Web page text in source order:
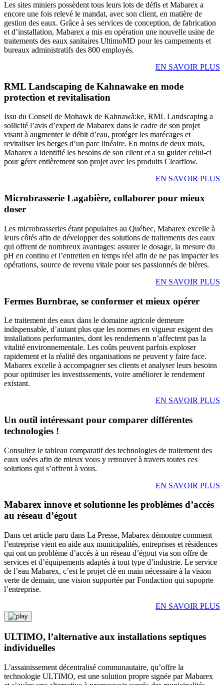
Les sites miniers possèdent tous leurs lots de défis et Mabarex a
encore une fois relevé le mandat, avec son client, en matière de
gestion des eaux. Grâce à ses services de conception, de fabrication
et d’installation, Mabarex a mis en opération une nouvelle usine de
traitements des eaux sanitaires UltimoMD pour les campements et
bureaux administratifs des 800 employés.
EN SAVOIR PLUS
RML Landscaping de Kahnawake en mode
protection et revitalisation
Issu du Conseil de Mohawk de Kahnawà:ke, RML Landscaping a
sollicité l’avis d’expert de Mabarex dans le cadre de son projet
visant à augmenter le débit d’eau, protéger les marécages et
revitaliser les berges d’un parc linéaire. En moins de deux mois,
Mabarex a identifié les besoins de son client et a su guider celui-ci
pour gérer entièrement son projet avec les produits Clearflow.
EN SAVOIR PLUS
Microbrasserie Lagabière, collaborer pour mieux
doser
Les microbrasseries étant populaires au Québec, Mabarex excelle à
leurs côtés afin de développer des solutions de traitements des eaux
qui offrent de nombreux avantages: assurer le dosage, la mesure du
pH en continu et l’entretien en temps réel afin de ne pas impacter les
opérations, source de revenu vitale pour ses passionnés de bières.
EN SAVOIR PLUS
Fermes Burnbrae, se conformer et mieux opérer
Le traitement des eaux dans le domaine agricole demeure
indispensable, d’autant plus que les normes en vigueur exigent des
installations performantes, dont les rendements n’affectent pas la
vitalité environnementale. Les coûts peuvent parfois exploser
rapidement et la réalité des organisations ne peuvent y faire face.
Mabarex excelle à accompagner ses clients et analyser leurs besoins
pour optimiser les investissements, voire améliorer le rendement
existant.
EN SAVOIR PLUS
Un outil intéressant pour comparer différentes
technologies !
Consultez le tableau comparatif des technologies de traitement des
eaux usées afin de mieux vous y retrouver à travers toutes ces
solutions qui s’offrent à vous.
EN SAVOIR PLUS
Mabarex innove et solutionne les problèmes d’accès
au réseau d’égout
Dans cet article paru dans La Presse, Mabarex démontre comment
l’entreprise vient en aide aux municipalités, entreprises et résidences
qui ont un problème d’accès à un réseau d’égout via son offre de
services et d’équipements adaptés à tout type d’industrie. Le service
de l’eau Mabarex, c’est le projet clé en main nécessaire à la vision
verte de demain, une vision supportée par Fondaction qui supoprte
l’entreprise.
EN SAVOIR PLUS
ULTIMO, l’alternative aux installations septiques
individuelles
L’assainissement décentralisé communautaire, qu’offre la
technologie ULTIMO, est une solution propre signée par Mabarex